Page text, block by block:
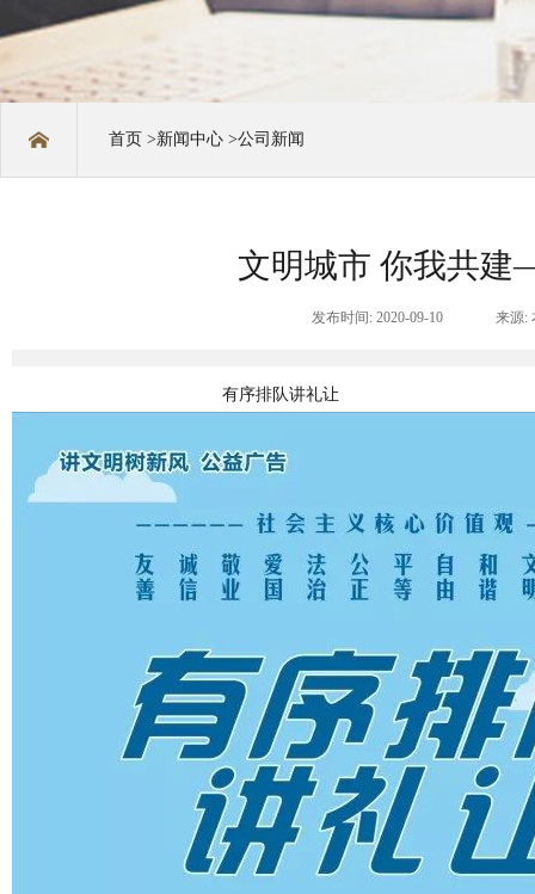
首页 >新闻中心 >公司新闻
文明城市 你我共
发布时间: 2020-09-10 来源:
有序排队讲礼让